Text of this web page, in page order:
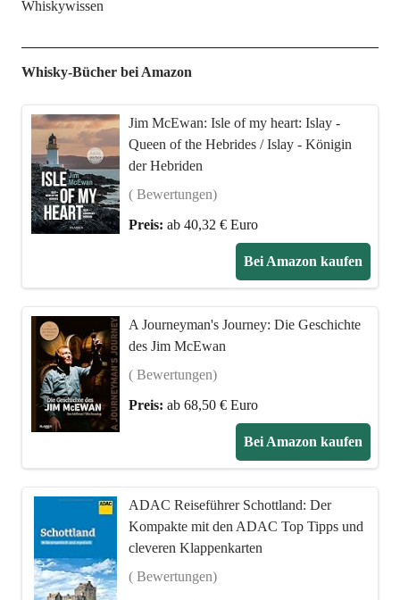
Whiskywissen
Whisky-Bücher bei Amazon
Jim McEwan: Isle of my heart: Islay -
Queen of the Hebrides / Islay - Königin
der Hebriden
( Bewertungen)
Preis: ab 40,32 € Euro
Bei Amazon kaufen
A Journeyman's Journey: Die Geschichte
des Jim McEwan
( Bewertungen)
Preis: ab 68,50 € Euro
Bei Amazon kaufen
ADAC Reiseführer Schottland: Der
Kompakte mit den ADAC Top Tipps und
cleveren Klappenkarten
( Bewertungen)